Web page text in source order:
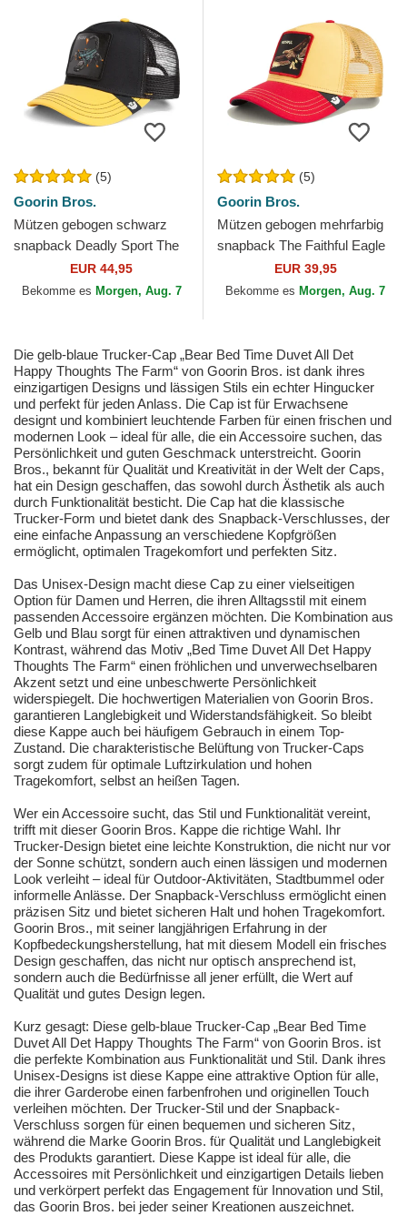
(5)
Goorin Bros.
Mützen gebogen schwarz
snapback Deadly Sport The
Farm Goorin Bros.
EUR 44,95
Bekomme es Morgen, Aug. 7
(5)
Goorin Bros.
Mützen gebogen mehrfarbig
snapback The Faithful Eagle
Sport The Farm Goorin Bros.
EUR 39,95
Bekomme es Morgen, Aug. 7
Die gelb-blaue Trucker-Cap „Bear Bed Time Duvet All Det
Happy Thoughts The Farm“ von Goorin Bros. ist dank ihres
einzigartigen Designs und lässigen Stils ein echter Hingucker
und perfekt für jeden Anlass. Die Cap ist für Erwachsene
designt und kombiniert leuchtende Farben für einen frischen und
modernen Look – ideal für alle, die ein Accessoire suchen, das
Persönlichkeit und guten Geschmack unterstreicht. Goorin
Bros., bekannt für Qualität und Kreativität in der Welt der Caps,
hat ein Design geschaffen, das sowohl durch Ästhetik als auch
durch Funktionalität besticht. Die Cap hat die klassische
Trucker-Form und bietet dank des Snapback-Verschlusses, der
eine einfache Anpassung an verschiedene Kopfgrößen
ermöglicht, optimalen Tragekomfort und perfekten Sitz.
Das Unisex-Design macht diese Cap zu einer vielseitigen
Option für Damen und Herren, die ihren Alltagsstil mit einem
passenden Accessoire ergänzen möchten. Die Kombination aus
Gelb und Blau sorgt für einen attraktiven und dynamischen
Kontrast, während das Motiv „Bed Time Duvet All Det Happy
Thoughts The Farm“ einen fröhlichen und unverwechselbaren
Akzent setzt und eine unbeschwerte Persönlichkeit
widerspiegelt. Die hochwertigen Materialien von Goorin Bros.
garantieren Langlebigkeit und Widerstandsfähigkeit. So bleibt
diese Kappe auch bei häufigem Gebrauch in einem Top-
Zustand. Die charakteristische Belüftung von Trucker-Caps
sorgt zudem für optimale Luftzirkulation und hohen
Tragekomfort, selbst an heißen Tagen.
Wer ein Accessoire sucht, das Stil und Funktionalität vereint,
trifft mit dieser Goorin Bros. Kappe die richtige Wahl. Ihr
Trucker-Design bietet eine leichte Konstruktion, die nicht nur vor
der Sonne schützt, sondern auch einen lässigen und modernen
Look verleiht – ideal für Outdoor-Aktivitäten, Stadtbummel oder
informelle Anlässe. Der Snapback-Verschluss ermöglicht einen
präzisen Sitz und bietet sicheren Halt und hohen Tragekomfort.
Goorin Bros., mit seiner langjährigen Erfahrung in der
Kopfbedeckungsherstellung, hat mit diesem Modell ein frisches
Design geschaffen, das nicht nur optisch ansprechend ist,
sondern auch die Bedürfnisse all jener erfüllt, die Wert auf
Qualität und gutes Design legen.
Kurz gesagt: Diese gelb-blaue Trucker-Cap „Bear Bed Time
Duvet All Det Happy Thoughts The Farm“ von Goorin Bros. ist
die perfekte Kombination aus Funktionalität und Stil. Dank ihres
Unisex-Designs ist diese Kappe eine attraktive Option für alle,
die ihrer Garderobe einen farbenfrohen und originellen Touch
verleihen möchten. Der Trucker-Stil und der Snapback-
Verschluss sorgen für einen bequemen und sicheren Sitz,
während die Marke Goorin Bros. für Qualität und Langlebigkeit
des Produkts garantiert. Diese Kappe ist ideal für alle, die
Accessoires mit Persönlichkeit und einzigartigen Details lieben
und verkörpert perfekt das Engagement für Innovation und Stil,
das Goorin Bros. bei jeder seiner Kreationen auszeichnet.